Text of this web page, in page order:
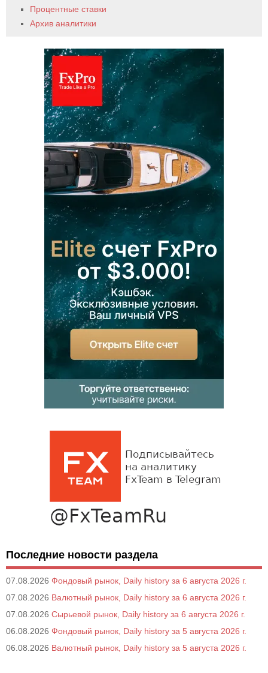
Процентные ставки
Архив аналитики
Последние новости раздела
07.08.2026 Фондовый рынок, Daily history за 6 августа 2026 г.
07.08.2026 Валютный рынок, Daily history за 6 августа 2026 г.
07.08.2026 Сырьевой рынок, Daily history за 6 августа 2026 г.
06.08.2026 Фондовый рынок, Daily history за 5 августа 2026 г.
06.08.2026 Валютный рынок, Daily history за 5 августа 2026 г.